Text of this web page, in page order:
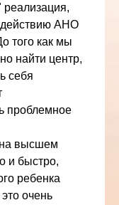
реализация,
АНО
того как мы
найти центр,
себя
проблемное
высшем
и быстро,
ребенка
очень